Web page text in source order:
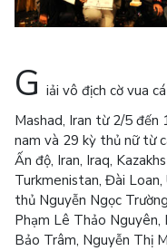
G iải vô địch cờ vua
Mashad, Iran từ 2/5
nam và 29 kỳ thủ nữ từ
Ấn độ, Iran, Iraq,
Turkmenistan, Đài
thủ Nguyễn Ngọc
Phạm Lê Thảo
Bảo Trâm, Nguyễn Thị